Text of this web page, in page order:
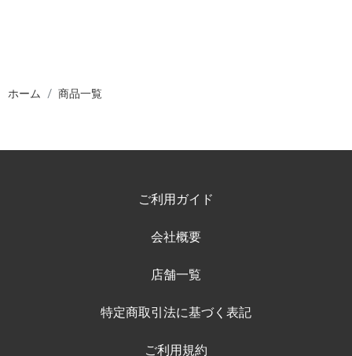
ホーム 商品一覧
ご利用ガイド
会社概要
店舗一覧
特定商取引法に基づく表記
ご利用規約